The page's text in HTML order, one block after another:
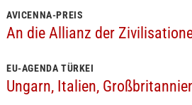
AVICENNA-PREIS
An die Allianz der
EU-AGENDA TÜRKEI
Ungarn, Italien,